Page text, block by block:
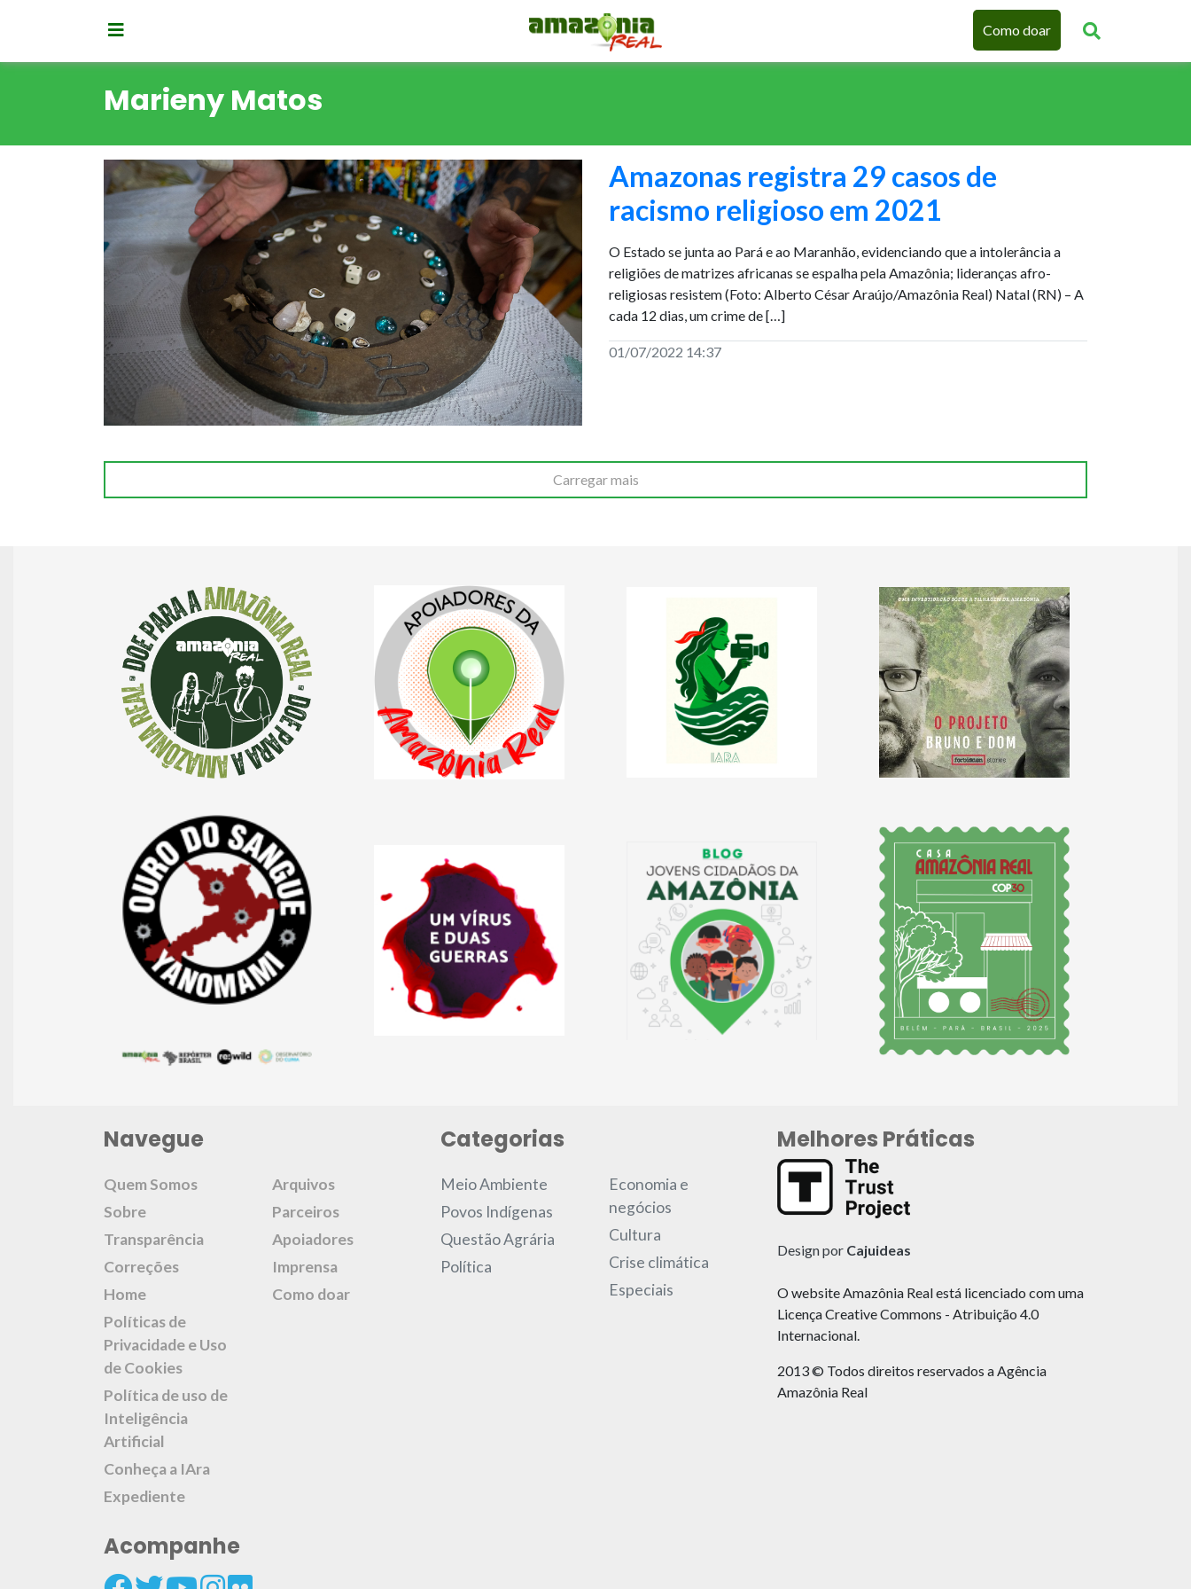
Como doar
Marieny Matos
Amazonas registra 29 casos de
racismo religioso em 2021
O Estado se junta ao Pará e ao Maranhão, evidenciando que a intolerância a
religiões de matrizes africanas se espalha pela Amazônia; lideranças afro-
religiosas resistem (Foto: Alberto César Araújo/Amazônia Real) Natal (RN) – A
cada 12 dias, um crime de […]
01/07/2022 14:37
Carregar mais
Navegue
Quem Somos
Sobre
Transparência
Correções
Home
Políticas de
Privacidade e Uso
de Cookies
Política de uso de
Inteligência
Artificial
Conheça a IAra
Expediente
Arquivos
Parceiros
Apoiadores
Imprensa
Como doar
Acompanhe
Categorias
Meio Ambiente
Povos Indígenas
Questão Agrária
Política
Economia e
negócios
Cultura
Crise climática
Especiais
Melhores Práticas
Design por Cajuideas
O website Amazônia Real está licenciado com uma
Licença Creative Commons - Atribuição 4.0
Internacional.
2013 © Todos direitos reservados a Agência
Amazônia Real